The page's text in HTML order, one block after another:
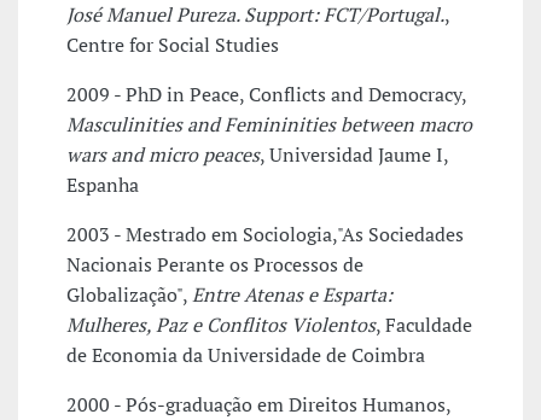
José Manuel Pureza. Support: FCT/Portugal.,
Centre for Social Studies
2009 - PhD in Peace, Conflicts and Democracy,
Masculinities and Femininities between macro
wars and micro peaces, Universidad Jaume I,
Espanha
2003 - Mestrado em Sociologia,"As Sociedades
Nacionais Perante os Processos de
Globalização",Entre Atenas e Esparta:
Mulheres, Paz e Conflitos Violentos, Faculdade
de Economia da Universidade de Coimbra
2000 - Pós-graduação em Direitos Humanos,